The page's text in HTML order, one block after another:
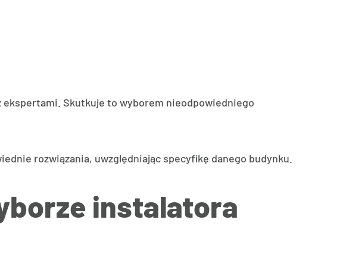
ekspertami. Skutkuje to wyborem nieodpowiedniego
rozwiązania, uwzględniając specyfikę danego budynku.
instalatora